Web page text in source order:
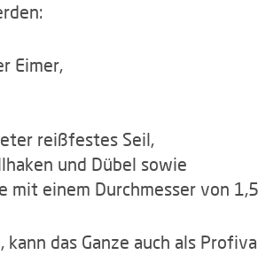
Eimer,
reißfestes Seil,
und Dübel sowie
mit einem Durchmesser von
kann das Ganze auch als